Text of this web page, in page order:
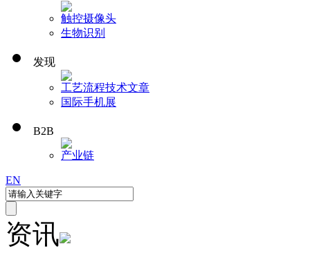
触控摄像头
生物识别
发现
工艺流程技术文章
国际手机展
B2B
产业链
EN
资讯